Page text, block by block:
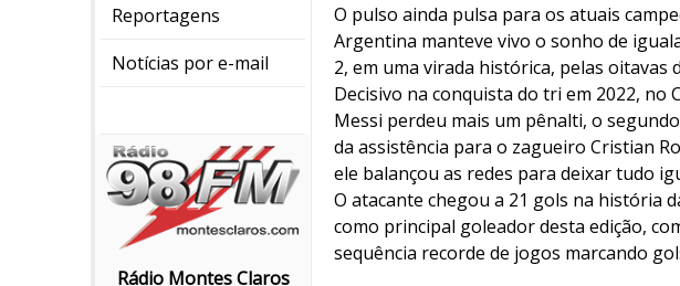
Reportagens
Notícias por e-mail
Rádio Montes Claros
O pulso ainda pulsa para os atuais
Argentina manteve vivo o sonho de
2, em uma virada histórica, pelas oitavas
Decisivo na conquista do tri em 2022,
Messi perdeu mais um pênalti, o
da assistência para o zagueiro Cristian
ele balançou as redes para deixar tudo
O atacante chegou a 21 gols na história
como principal goleador desta edição,
sequência recorde de jogos marcando